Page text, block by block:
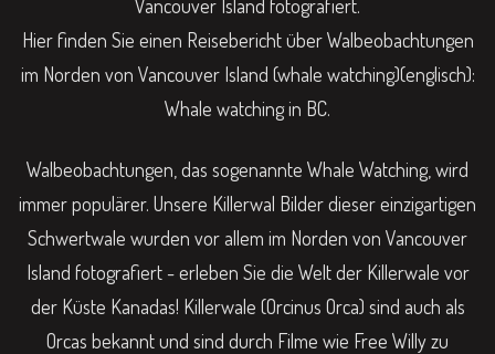
Vancouver Island fotografiert.
Hier finden Sie einen Reisebericht über Walbeobachtungen
im Norden von Vancouver Island (whale watching)(englisch):
Whale watching in BC.
Walbeobachtungen, das sogenannte Whale Watching, wird
immer populärer. Unsere Killerwal Bilder dieser einzigartigen
Schwertwale wurden vor allem im Norden von Vancouver
Island fotografiert - erleben Sie die Welt der Killerwale vor
der Küste Kanadas! Killerwale (Orcinus Orca) sind auch als
Orcas bekannt und sind durch Filme wie Free Willy zu